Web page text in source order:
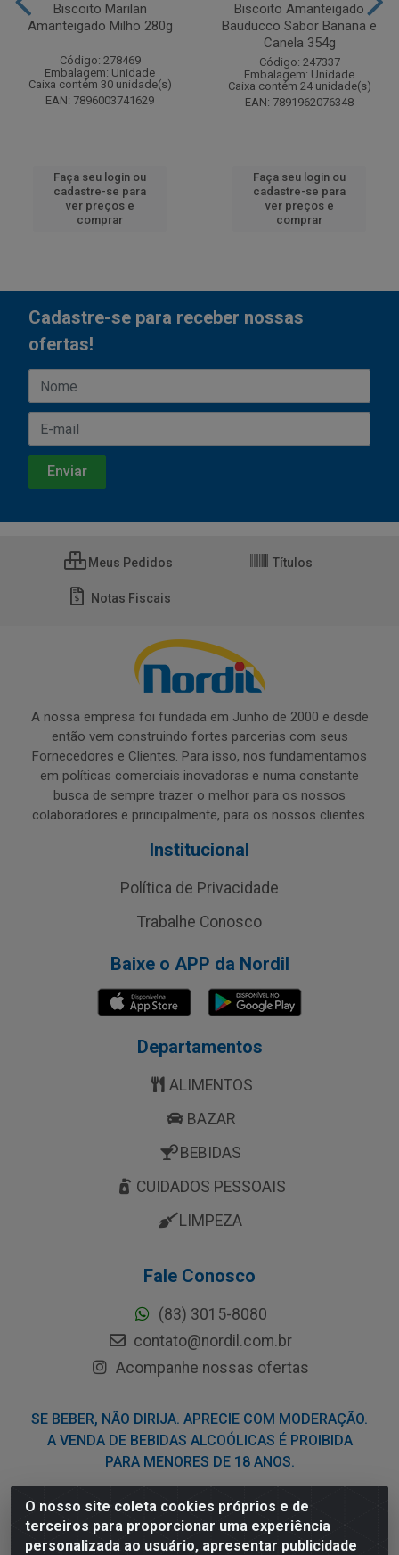
Biscoito Marilan
Amanteigado Milho 280g
Código: 278469
Embalagem: Unidade
Caixa contém 30 unidade(s)
EAN: 7896003741629
Faça seu login ou
cadastre-se para
ver preços e
comprar
Biscoito Amanteigado
Bauducco Sabor Banana e
Canela 354g
Código: 247337
Embalagem: Unidade
Caixa contém 24 unidade(s)
EAN: 7891962076348
Faça seu login ou
cadastre-se para
ver preços e
comprar
O nosso site coleta cookies próprios e de
terceiros para proporcionar uma experiência
personalizada ao usuário, apresentar publicidade
Cadastre-se para receber nossas
ofertas!
Meus Pedidos Títulos
Notas Fiscais
A nossa empresa foi fundada em Junho de 2000 e desde
então vem construindo fortes parcerias com seus
Fornecedores e Clientes. Para isso, nos fundamentamos
em políticas comerciais inovadoras e numa constante
busca de sempre trazer o melhor para os nossos
colaboradores e principalmente, para os nossos clientes.
Institucional
Política de Privacidade
Trabalhe Conosco
Baixe o APP da Nordil
Departamentos
ALIMENTOS
BAZAR
BEBIDAS
CUIDADOS PESSOAIS
LIMPEZA
Fale Conosco
(83) 3015-8080
contato@nordil.com.br
Acompanhe nossas ofertas
SE BEBER, NÃO DIRIJA. APRECIE COM MODERAÇÃO.
A VENDA DE BEBIDAS ALCOÓLICAS É PROIBIDA
PARA MENORES DE 18 ANOS.
Nordil Distribuidora - Avenida Liberdade, 2738, Bloco F -
Sesi - Bayeux/PB - CEP 58.111-400 - CNPJ